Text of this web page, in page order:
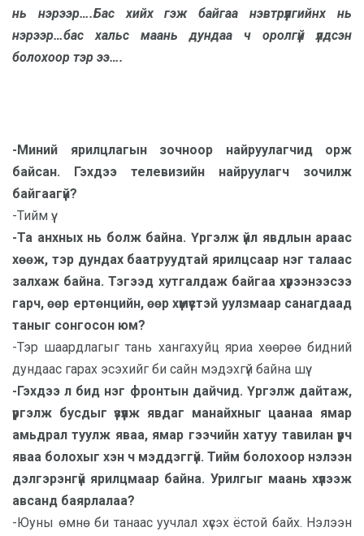
нь нэрээр….Бас хийх гэж байгаа нэвтрүүлгийнх нь
нэрээр…бас хальс маань дундаа ч оролгүй үлдсэн
болохоор тэр ээ….
-Миний ярилцлагын зочноор найруулагчид орж
байсан. Гэхдээ телевизийн найруулагч зочилж
байгаагүй?
-Тийм үү.
-Та анхных нь болж байна. Үргэлж үйл явдлын араас
хөөж, тэр дундах баатруудтай ярилцсаар нэг талаас
залхаж байна. Тэгээд хутгалдаж байгаа хүрээнээсээ
гарч, өөр ертөнцийн, өөр хүмүүстэй уулзмаар санагдаад
таныг сонгосон юм?
-Тэр шаардлагыг тань хангахуйц яриа хөөрөө бидний
дундаас гарах эсэхийг би сайн мэдэхгүй байна шүү.
-Гэхдээ л бид нэг фронтын дайчид. Үргэлж дайтаж,
үргэлж бусдыг үзүүлж явдаг манайхныг цаанаа ямар
амьдрал туулж яваа, ямар гээчийн хатуу тавилан үүрч
яваа болохыг хэн ч мэддэггүй. Тийм болохоор нэлээн
дэлгэрэнгүй ярилцмаар байна. Урилгыг маань хүлээж
авсанд баярлалаа?
-Юуны өмнө би танаас уучлал хүсэх ёстой байх. Нэлээн